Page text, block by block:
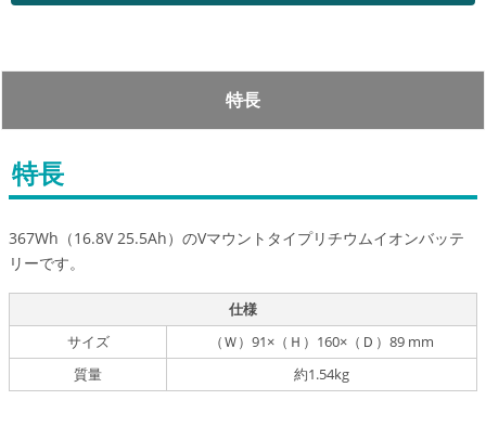
特長
特長
367Wh（16.8V 25.5Ah）のVマウントタイプリチウムイオンバッテ
リーです。
仕様
サイズ
（Ｗ）91×（Ｈ）160×（Ｄ）89 mm
質量
約1.54kg